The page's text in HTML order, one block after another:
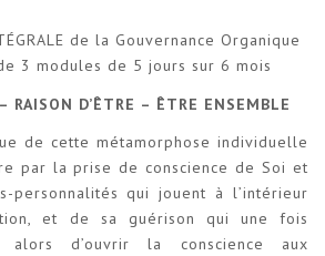
de la Gouvernance Organique
3 modules de 5 jours sur 6 mois
RAISON D’ÊTRE – ÊTRE ENSEMBLE
de cette métamorphose individuelle
par la prise de conscience de Soi et
personnalités qui jouent à l’intérieur
et de sa guérison qui une fois
alors d’ouvrir la conscience aux